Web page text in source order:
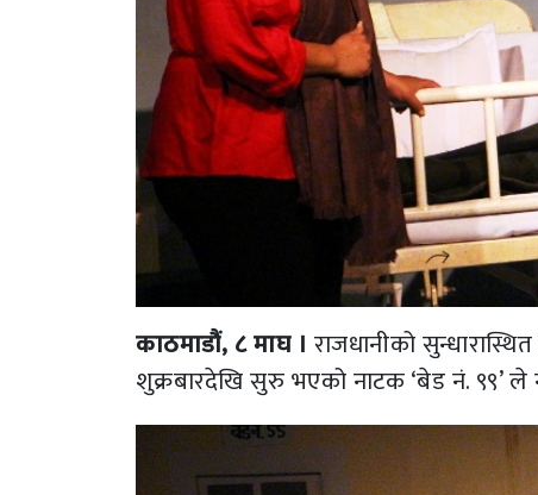
काठमाडौं, ८ माघ । राजधानीको
शुक्रबारदेखि सुरु भएको नाटक ‘बेड नं. ९९’